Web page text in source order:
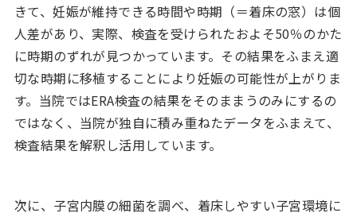
きて、妊娠が維持できる時間や時期（＝着床の窓）は個
人差があり、実際、検査を受けられたおよそ50％のかた
に時期のずれが見つかっています。その結果をふまえ適
切な時期に移植することにより妊娠の可能性が上がりま
す。当院ではERA検査の結果をそのままうのみにするの
ではなく、当院が独自に積み重ねたデータをふまえて、
検査結果を解釈し活用しています。
次に、子宮内膜の細菌を調べ、着床しやすい子宮環境に